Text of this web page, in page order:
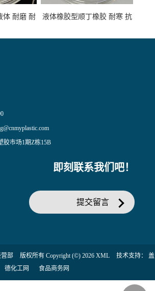
体 耐磨 耐
液体橡胶型顺丁橡胶 耐寒 抗
胶市场1期Z栋15B
即刻联系我们吧！
提交留言
部 版权所有 Copyright (©) 2026 XML 技术支持： 盖
德化工网
食品商务网